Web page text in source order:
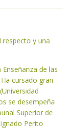
respecto y una
de las
cursado gran
se desempeña
Superior de
Perito